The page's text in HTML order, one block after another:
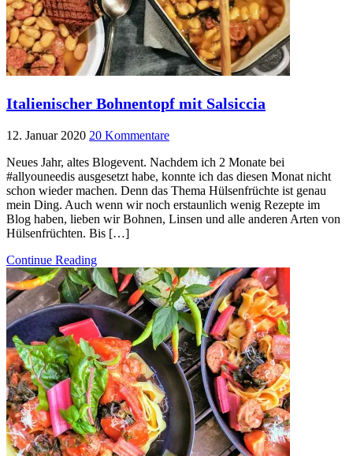
Italienischer Bohnentopf mit Salsiccia
12. Januar 2020 20 Kommentare
Neues Jahr, altes Blogevent. Nachdem ich 2 Monate bei
#allyouneedis ausgesetzt habe, konnte ich das diesen Monat nicht
schon wieder machen. Denn das Thema Hülsenfrüchte ist genau
mein Ding. Auch wenn wir noch erstaunlich wenig Rezepte im
Blog haben, lieben wir Bohnen, Linsen und alle anderen Arten von
Hülsenfrüchten. Bis […]
Continue Reading